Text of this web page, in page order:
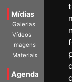
Mídias
Galerias
Vídeos
Imagens
Materiais
Agenda